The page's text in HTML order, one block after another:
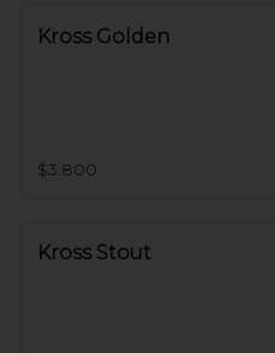
Kross Golden
$3.800
Kross Stout